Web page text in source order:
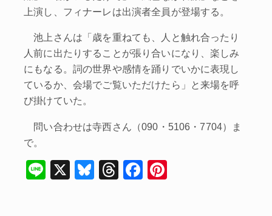
上演し、フィナーレは出演者全員が登場する。
池上さんは「歳を重ねても、人と触れ合ったり
人前に出たりすることが張り合いになり、楽しみ
にもなる。詞の世界や感情を踊りでいかに表現し
ているか、会場でご覧いただけたら」と来場を呼
び掛けていた。
問い合わせは寺西さん（090・5106・7704）ま
で。
Li
X
Bl
T
F